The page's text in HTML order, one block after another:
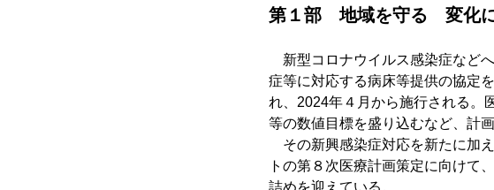
第１部　地域を守る　変化
新型コロナウイルス感染症など
症等に対応する病床等提供の協定
れ、2024年４月から施行される。
等の数値目標を盛り込むなど、計
その新興感染症対応を新たに加
トの第８次医療計画策定に向けて
詰めを迎えている。